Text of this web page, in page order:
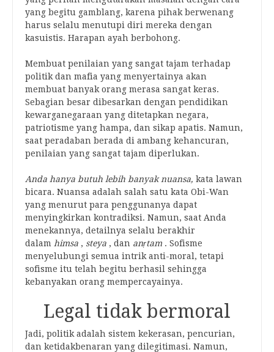
yang begitu gamblang, karena pihak berwenang
harus selalu menutupi diri mereka dengan
kasuistis. Harapan ayah berbohong.
Membuat penilaian yang sangat tajam terhadap
politik dan mafia yang menyertainya akan
membuat banyak orang merasa sangat keras.
Sebagian besar dibesarkan dengan pendidikan
kewarganegaraan yang ditetapkan negara,
patriotisme yang hampa, dan sikap apatis. Namun,
saat peradaban berada di ambang kehancuran,
penilaian yang sangat tajam diperlukan.
Anda hanya butuh lebih banyak nuansa, kata lawan
bicara. Nuansa adalah salah satu kata Obi-Wan
yang menurut para penggunanya dapat
menyingkirkan kontradiksi. Namun, saat Anda
menekannya, detailnya selalu berakhir
dalam himsa , steya , dan anṛtam . Sofisme
menyelubungi semua intrik anti-moral, tetapi
sofisme itu telah begitu berhasil sehingga
kebanyakan orang mempercayainya.
Legal tidak bermoral
Jadi, politik adalah sistem kekerasan, pencurian,
dan ketidakbenaran yang dilegitimasi. Namun,